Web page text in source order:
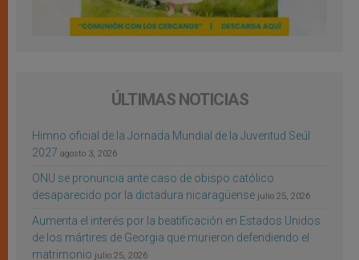
ÚLTIMAS NOTICIAS
Himno oficial de la Jornada Mundial de la Juventud Seúl
2027 agosto 3, 2026
ONU se pronuncia ante caso de obispo católico
desaparecido por la dictadura nicaragüense julio 25, 2026
Aumenta el interés por la beatificación en Estados Unidos
de los mártires de Georgia que murieron defendiendo el
matrimonio julio 25, 2026